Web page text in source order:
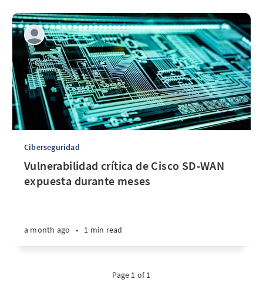
Ciberseguridad
Vulnerabilidad crítica de Cisco SD-WAN
expuesta durante meses
a month ago • 1 min read
Page 1 of 1